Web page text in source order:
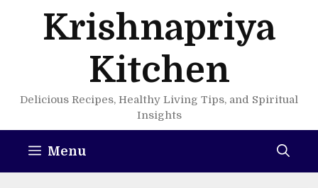
Krishnapriya
Kitchen
Delicious Recipes, Healthy Living Tips, and Spiritual
Insights
Menu